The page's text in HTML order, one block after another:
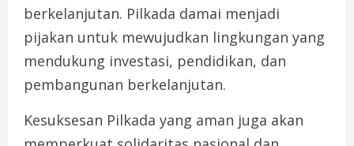
berkelanjutan. Pilkada damai menjadi
pijakan untuk mewujudkan lingkungan yang
mendukung investasi, pendidikan, dan
pembangunan berkelanjutan.
Kesuksesan Pilkada yang aman juga akan